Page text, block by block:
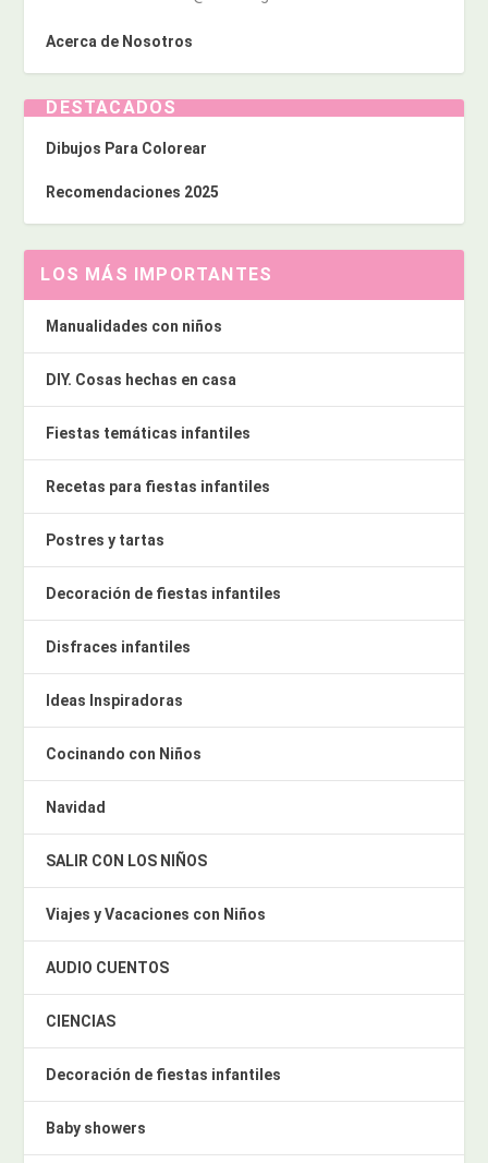
Acerca de Nosotros
DESTACADOS
Dibujos Para Colorear
Recomendaciones 2025
LOS MÁS IMPORTANTES
Manualidades con niños
DIY. Cosas hechas en casa
Fiestas temáticas infantiles
Recetas para fiestas infantiles
Postres y tartas
Decoración de fiestas infantiles
Disfraces infantiles
Ideas Inspiradoras
Cocinando con Niños
Navidad
SALIR CON LOS NIÑOS
Viajes y Vacaciones con Niños
AUDIO CUENTOS
CIENCIAS
Decoración de fiestas infantiles
Baby showers